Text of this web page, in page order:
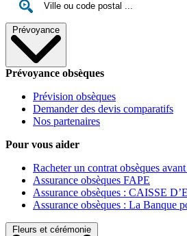
Prévoyance
Prévoyance obsèques
Prévision obsèques
Demander des devis comparatifs
Nos partenaires
Pour vous aider
Racheter un contrat obsèques
Assurance obsèques FAPE
Assurance obsèques : CAISSE
Assurance obsèques : La Banque
Fleurs et cérémonie